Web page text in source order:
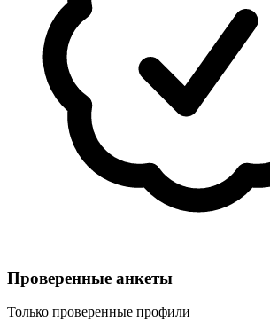
Проверенные анкеты
Только проверенные профили